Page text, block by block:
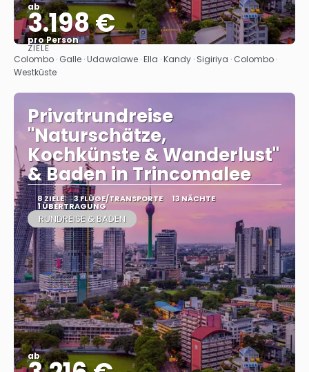
ab
3.198 €
pro Person
Sehen
ZIELE
Colombo · Galle · Udawalawe · Ella · Kandy · Sigiriya · Colombo ·
Westküste
Privatrundreise
"Naturschätze,
Kochkünste & Wanderlust"
& Baden in Trincomalee
8 ZIELE 3 FLÜGE/TRANSPORTE 13 NÄCHTE
1 ÜBERTRAGUNG
RUNDREISE & BADEN
ab